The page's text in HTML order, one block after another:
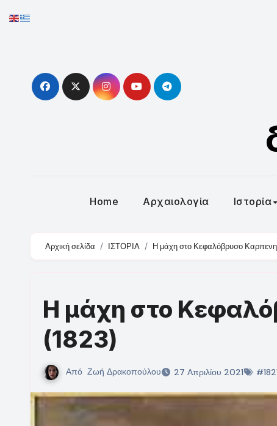
to
Home Αρχαιολογία Ιστορία
Αρχική σελίδα ΙΣΤΟΡΙΑ Η μάχη στο Κεφαλόβρυσο
Η μάχη στο
(1823)
Από Ζωή Δρακοπούλου 27 Απριλίου 2021